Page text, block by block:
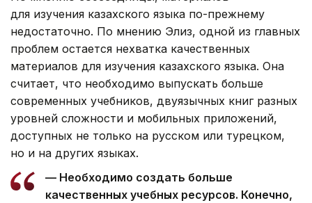
для изучения казахского языка по-прежнему
недостаточно. По мнению Элиз, одной из главных
проблем остается нехватка качественных
материалов для изучения казахского языка. Она
считает, что необходимо выпускать больше
современных учебников, двуязычных книг разных
уровней сложности и мобильных приложений,
доступных не только на русском или турецком,
но и на других языках.
— Необходимо создать больше
качественных учебных ресурсов. Конечно,